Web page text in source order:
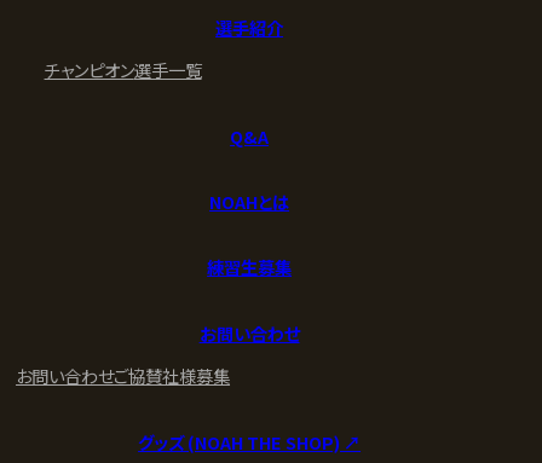
選手紹介
チャンピオン選手一覧
Q&A
NOAHとは
練習生募集
お問い合わせ
お問い合わせご協賛社様募集
グッズ (NOAH THE SHOP) ↗︎